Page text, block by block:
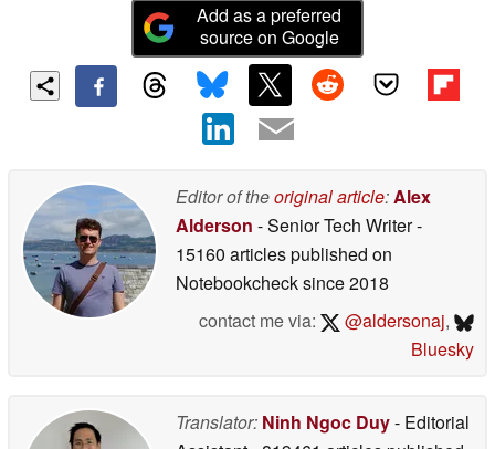
Add as a preferred
source on Google
Editor of theoriginal article:Alex
Alderson - Senior Tech Writer-
15160 articles published on
Notebookchecksince 2018
contact me via:
@aldersonaj,
Bluesky
Translator: Ninh Ngoc Duy- Editorial